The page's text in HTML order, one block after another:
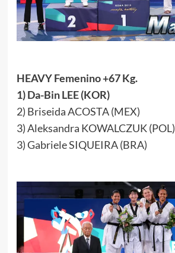
HEAVY Femenino +67 Kg.
1) Da-Bin LEE (KOR)
2) Briseida ACOSTA (MEX)
3) Aleksandra KOWALCZUK (POL)
3) Gabriele SIQUEIRA (BRA)